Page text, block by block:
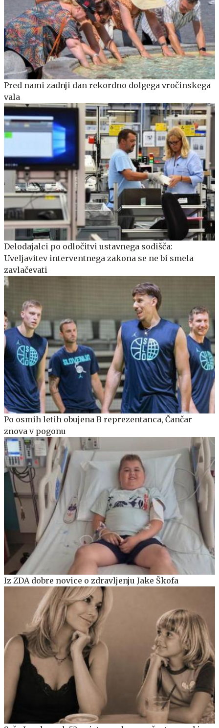
Pred nami zadnji dan rekordno dolgega vročinskega
vala
Delodajalci po odločitvi ustavnega sodišča:
Uveljavitev interventnega zakona se ne bi smela
zavlačevati
Po osmih letih obujena B reprezentanca, Čančar
znova v pogonu
Iz ZDA dobre novice o zdravljenju Jake Škofa